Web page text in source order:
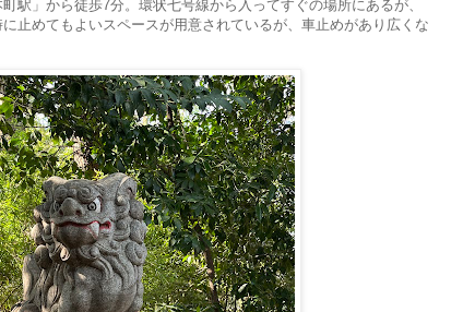
駅」から徒歩7分。環状七号線から入ってすぐの場所にあるが、
止めてもよいスペースが用意されているが、車止めがあり広くな